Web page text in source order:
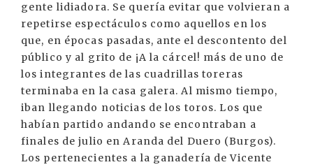
gente lidiadora. Se quería evitar que volvieran a
repetirse espectáculos como aquellos en los
que, en épocas pasadas, ante el descontento del
público y al grito de ¡A la cárcel! más de uno de
los integrantes de las cuadrillas toreras
terminaba en la casa galera. Al mismo tiempo,
iban llegando noticias de los toros. Los que
habían partido andando se encontraban a
finales de julio en Aranda del Duero (Burgos).
Los pertenecientes a la ganadería de Vicente